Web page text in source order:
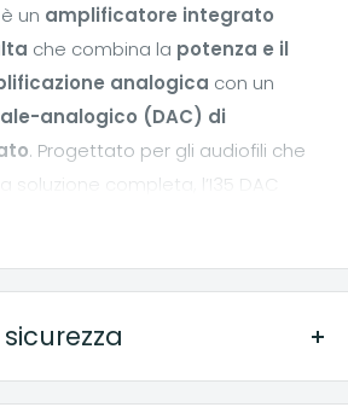
è un amplificatore integrato
che combina la potenza e il
analogica con un
analogico (DAC) di
. Progettato per gli audiofili che
soluzione completa, l’I35 DAC
dinamica elevata, controllo
per sistemi hi-fi sofisticati e
utilizzano sorgenti digitali.
esterno, preservando